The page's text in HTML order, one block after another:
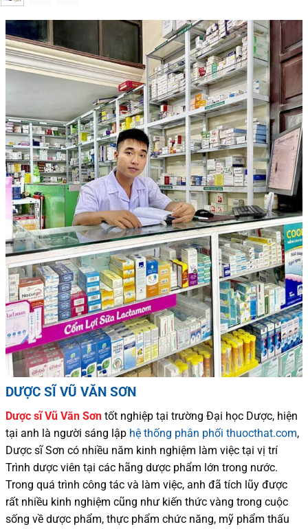
DƯỢC SĨ VŨ VĂN SƠN
Dược sĩVũ Văn Sơn tốt nghiệp tại trường Đại học Dược, hiện
tại anh là người sáng lập hệ thống phân phối thuocthat.com,
Dược sĩSơn có nhiều năm kinh nghiệm làm việc tại vị trí
Trình dược viên tại các hãng dược phẩm lớn trong nước.
Trong quá trình công tác và làm việc, anh đã tích lũy được
rất nhiều kinh nghiệm cũng như kiến thức vàng trong cuộc
sống về dược phẩm, thực phẩm chức năng, mỹ phẩm thấu